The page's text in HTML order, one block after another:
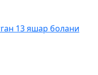
13 яшар болани